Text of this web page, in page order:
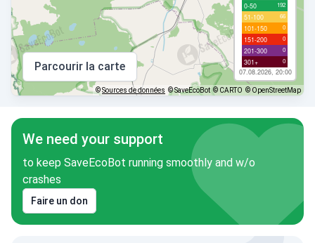
0-50 192
51-100 66
101-150 0
151-200 0
201-300 0
301+ 0
07.08.2026, 20:00
Parcourir la carte
©Sources de données © SaveEcoBot © CARTO © OpenStreetMap
We need your support
to keep SaveEcoBot running smoothly and w/o
crashes
Faire un don